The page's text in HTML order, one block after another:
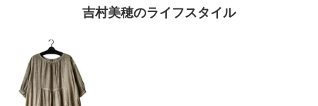
吉村美穂のライフスタイル